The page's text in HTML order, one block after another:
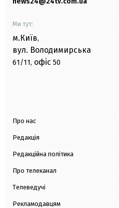
Ми тут:
м.Київ,
вул. Володимирська
61/11, офіс 50
Про нас
Редакція
Редакційна політика
Про телеканал
Телеведучі
Рекламодавцям